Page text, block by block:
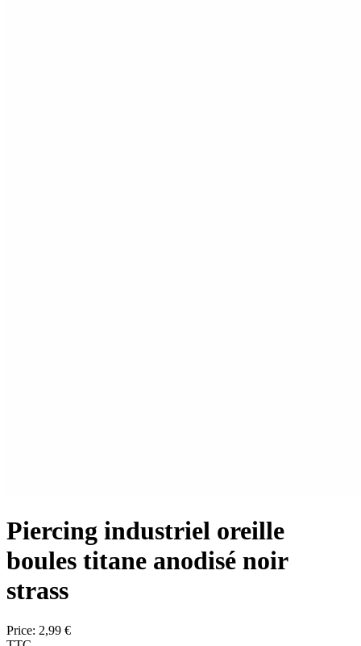
Piercing industriel oreille
boules titane anodisé noir
strass
Price: 2,99 €